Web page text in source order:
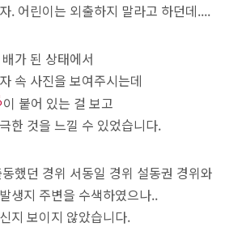
. 어린이는 외출하지 말라고 하던데....
가 된 상태에서
속 사진을 보여주시는데
이 붙어 있는 걸 보고
한 것을 느낄 수 있었습니다.
했던 경위 서동일 경위 설동권 경위와
생지 주변을 수색하였으나..
지 보이지 않았습니다.